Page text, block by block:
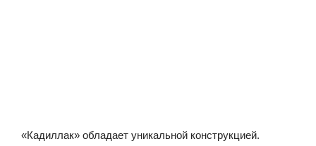
«Кадиллак» обладает уникальной конструкцией.